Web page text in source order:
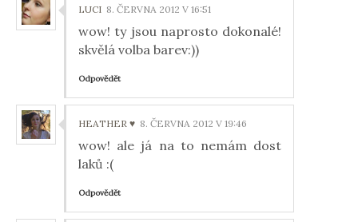
LUCI 8. ČERVNA 2012 V 16:51
wow! ty jsou naprosto dokonalé!
skvělá volba barev:))
Odpovědět
HEATHER ♥ 8. ČERVNA 2012 V 19:46
wow! ale já na to nemám dost
laků :(
Odpovědět